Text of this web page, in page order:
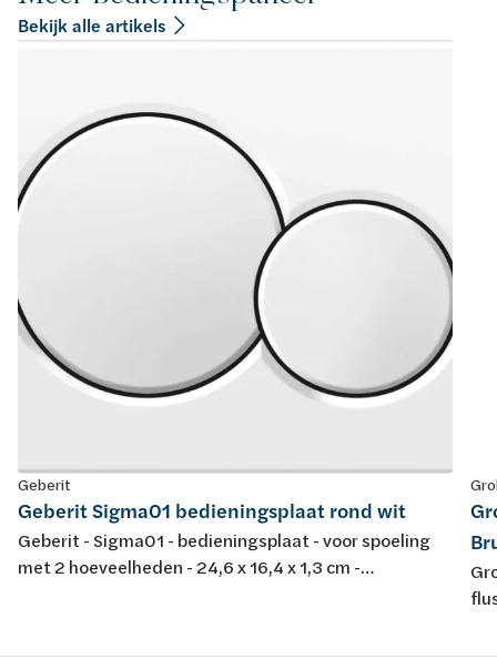
Bekijk alle artikels
Geberit
Geberit Sigma01 bedieningsplaat rond wit
Geberit - Sigma01 - bedieningsplaat - voor spoeling
met 2 hoeveelheden - 24,6 x 16,4 x 1,3 cm -